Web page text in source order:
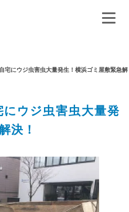
宅にウジ虫害虫大量発生！横浜ゴミ屋敷緊急解
ウジ虫害虫大量発
決！